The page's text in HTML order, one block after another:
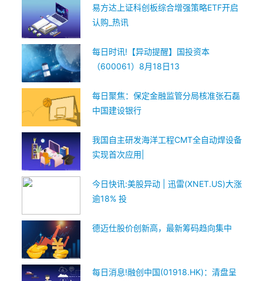
易方达上证科创板综合增强策略ETF开启
认购_热讯
每日时讯!【异动提醒】国投资本
（600061）8月18日13
每日聚焦：保定金融监管分局核准张石磊
中国建设银行
我国自主研发海洋工程CMT全自动焊设备
实现首次应用|
今日快讯:美股异动 | 迅雷(XNET.US)大涨
逾18% 投
德迈仕股价创新高，最新筹码趋向集中
每日消息!融创中国(01918.HK)：清盘呈